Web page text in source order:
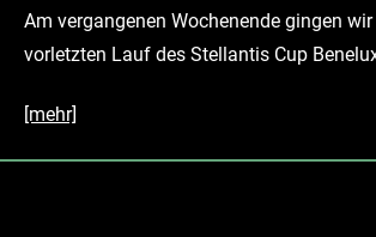
Am vergangenen Wochenende gingen
vorletzten Lauf des Stellantis Cup
[mehr]